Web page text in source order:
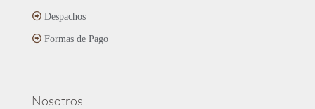
producto
Despachos
Formas de Pago
Nosotros